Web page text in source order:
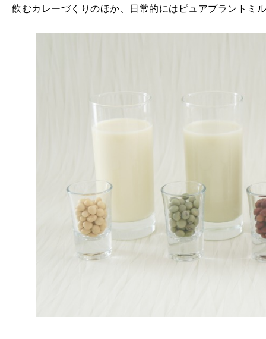
飲むカレーづくりのほか、日常的にはピュアプラントミ